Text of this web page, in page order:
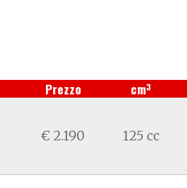
Prezzo cm3
€ 2.190 125 cc